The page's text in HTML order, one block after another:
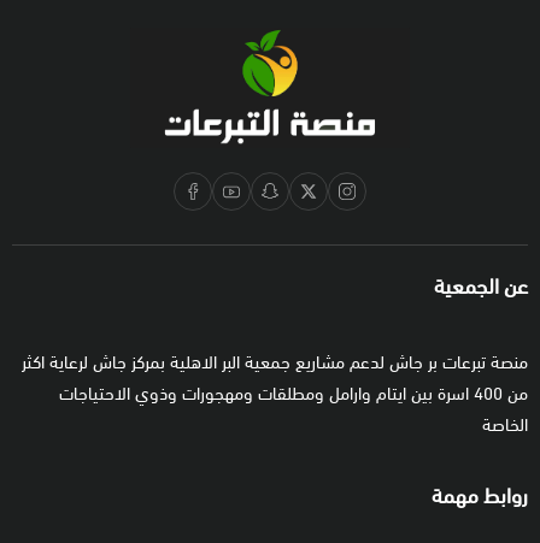
عن الجمعية
منصة تبرعات بر جاش لدعم مشاريع جمعية البر الاهلية بمركز جاش لرعاية اكثر
من 400 اسرة بين ايتام وارامل ومطلقات ومهجورات وذوي الاحتياجات
الخاصة
روابط مهمة